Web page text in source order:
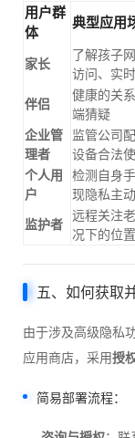
用户群
体
典型应用
家长
了解孩子
访问、实
伴侣
健康的关
端猜疑
企业管
理者
监管公司
设备合法
个人用
户
检测自身
现隐私主
监护者
远程关注
况下的位
五、如何获取
由于涉及高级隐私
应用商店，采用授
简易部署流程：